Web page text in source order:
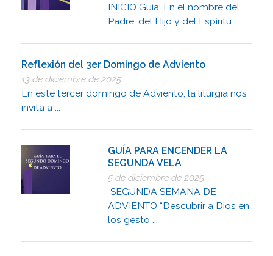
INICIO Guía: En el nombre del
Padre, del Hijo y del Espíritu ...
Reflexión del 3er Domingo de Adviento
13 de diciembre de 2025
En este tercer domingo de Adviento, la liturgia nos
invita a ...
GUÍA PARA ENCENDER LA
SEGUNDA VELA
5 de diciembre de 2025
SEGUNDA SEMANA DE
ADVIENTO “Descubrir a Dios en
los gesto ...